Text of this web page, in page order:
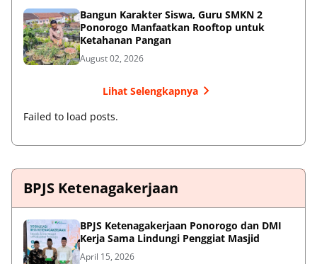
Bangun Karakter Siswa, Guru SMKN 2
Ponorogo Manfaatkan Rooftop untuk
Ketahanan Pangan
August 02, 2026
Lihat Selengkapnya
Failed to load posts.
BPJS Ketenagakerjaan
BPJS Ketenagakerjaan Ponorogo dan DMI
Kerja Sama Lindungi Penggiat Masjid
April 15, 2026